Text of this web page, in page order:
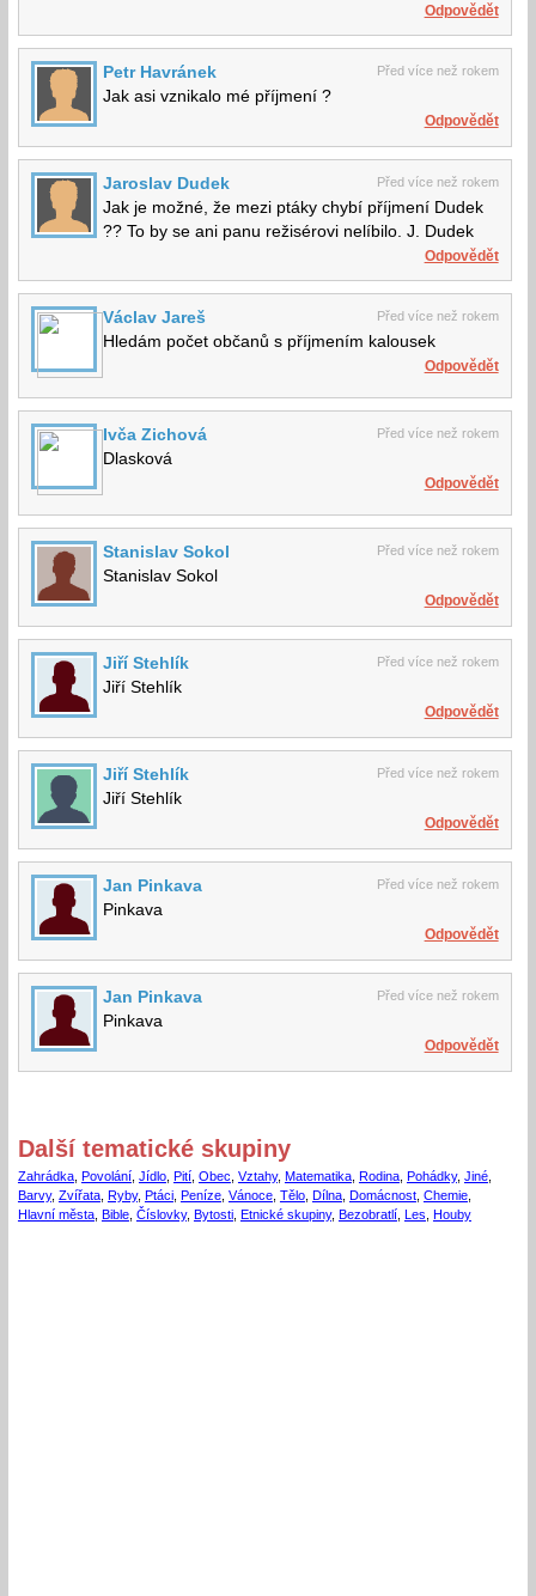
Odpovědět
Před více než rokem
Petr Havránek
Jak asi vznikalo mé příjmení ?
Odpovědět
Před více než rokem
Jaroslav Dudek
Jak je možné, že mezi ptáky chybí příjmení Dudek
?? To by se ani panu režisérovi nelíbilo. J. Dudek
Odpovědět
Před více než rokem
Václav Jareš
Hledám počet občanů s příjmením kalousek
Odpovědět
Před více než rokem
Ivča Zichová
Dlasková
Odpovědět
Před více než rokem
Stanislav Sokol
Stanislav Sokol
Odpovědět
Před více než rokem
Jiří Stehlík
Jiří Stehlík
Odpovědět
Před více než rokem
Jiří Stehlík
Jiří Stehlík
Odpovědět
Před více než rokem
Jan Pinkava
Pinkava
Odpovědět
Před více než rokem
Jan Pinkava
Pinkava
Odpovědět
Další tematické skupiny
Zahrádka, Povolání, Jídlo, Pití, Obec Vztahy, Matematika, Rodina, Pohádky, Jiné,
Barvy, Zvířata, Ryby, Ptáci, Peníze, Vánoce, Tělo, Dílna, Domácnost, Chemie,
Hlavní města, Bible, Číslovky, Bytosti, Etnické skupiny, Bezobratlí, Les Houby